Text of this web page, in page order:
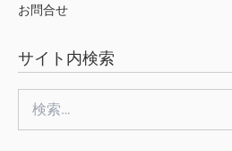
お問合せ
サイト内検索
索: